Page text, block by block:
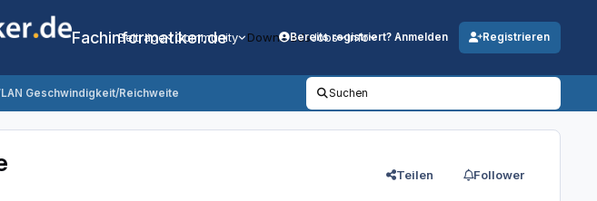
Fachinformatiker.de
Beiträge Community DownloadsJobs Info
Bereits registriert? Anmelden Registrieren
Geschwindigkeit/Reichweite Suchen
Teilen Follower